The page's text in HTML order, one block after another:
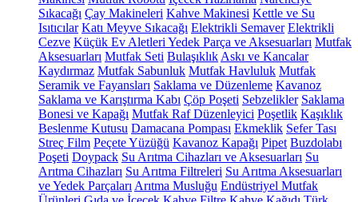
Sıkacağı Çay Makineleri Kahve Makinesi Kettle ve Su
Isıtıcılar Katı Meyve Sıkacağı Elektrikli Semaver Elektrikli
Cezve Küçük Ev Aletleri Yedek Parça ve Aksesuarları Mutfak
Aksesuarları Mutfak Seti Bulaşıklık Askı ve Kancalar
Kaydırmaz Mutfak Sabunluk Mutfak Havluluk Mutfak
Seramik ve Fayansları Saklama ve Düzenleme Kavanoz
Saklama ve Karıştırma Kabı Çöp Poşeti Sebzelikler Saklama
Bonesi ve Kapağı Mutfak Raf Düzenleyici Poşetlik Kaşıklık
Beslenme Kutusu Damacana Pompası Ekmeklik Sefer Tası
Streç Film Peçete Yüzüğü Kavanoz Kapağı Pipet Buzdolabı
Poşeti Doypack Su Arıtma Cihazları ve Aksesuarları Su
Arıtma Cihazları Su Arıtma Filtreleri Su Arıtma Aksesuarları
ve Yedek Parçaları Arıtma Musluğu Endüstriyel Mutfak